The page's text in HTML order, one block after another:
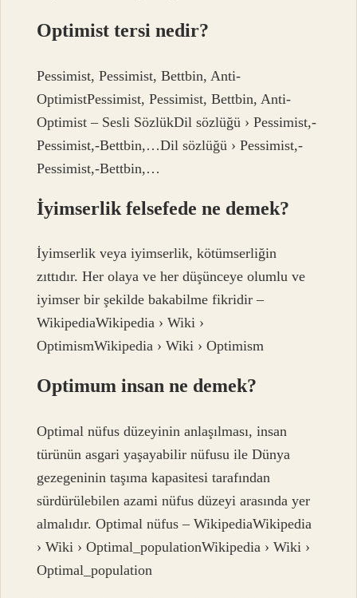
Optimist tersi nedir?
Pessimist, Pessimist, Bettbin, Anti-
OptimistPessimist, Pessimist, Bettbin, Anti-
Optimist – Sesli SözlükDil sözlüğü › Pessimist,-
Pessimist,-Bettbin,…Dil sözlüğü › Pessimist,-
Pessimist,-Bettbin,…
İyimserlik felsefede ne demek?
İyimserlik veya iyimserlik, kötümserliğin
zıttıdır. Her olaya ve her düşünceye olumlu ve
iyimser bir şekilde bakabilme fikridir –
WikipediaWikipedia › Wiki ›
OptimismWikipedia › Wiki › Optimism
Optimum insan ne demek?
Optimal nüfus düzeyinin anlaşılması, insan
türünün asgari yaşayabilir nüfusu ile Dünya
gezegeninin taşıma kapasitesi tarafından
sürdürülebilen azami nüfus düzeyi arasında yer
almalıdır. Optimal nüfus – WikipediaWikipedia
› Wiki › Optimal_populationWikipedia › Wiki ›
Optimal_population